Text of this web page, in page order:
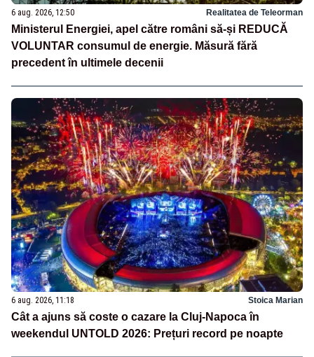
6 aug. 2026, 12:50 Realitatea de Teleorman
Ministerul Energiei, apel către români să-și REDUCĂ
VOLUNTAR consumul de energie. Măsură fără
precedent în ultimele decenii
6 aug. 2026, 11:18 Stoica Marian
Cât a ajuns să coste o cazare la Cluj-Napoca în
weekendul UNTOLD 2026: Prețuri record pe noapte